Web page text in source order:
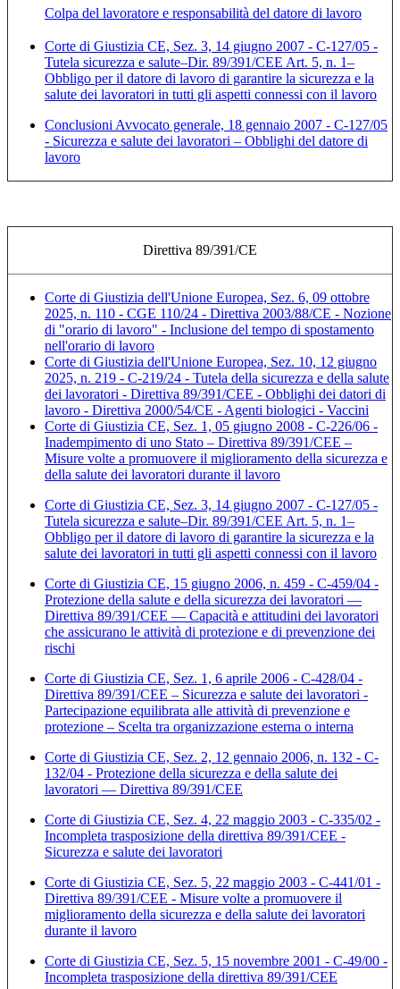
Colpa del lavoratore e responsabilità del datore di lavoro
Corte di Giustizia CE, Sez. 3, 14 giugno 2007 - C-127/05 -
Tutela sicurezza e salute–Dir. 89/391/CEE Art. 5, n. 1–
Obbligo per il datore di lavoro di garantire la sicurezza e la
salute dei lavoratori in tutti gli aspetti connessi con il lavoro
Conclusioni Avvocato generale, 18 gennaio 2007 - C-127/05
- Sicurezza e salute dei lavoratori – Obblighi del datore di
lavoro
Direttiva 89/391/CE
Corte di Giustizia dell'Unione Europea, Sez. 6, 09 ottobre
2025, n. 110 - CGE 110/24 - Direttiva 2003/88/CE - Nozione
di "orario di lavoro" - Inclusione del tempo di spostamento
nell'orario di lavoro
Corte di Giustizia dell'Unione Europea, Sez. 10, 12 giugno
2025, n. 219 - C-219/24 - Tutela della sicurezza e della salute
dei lavoratori - Direttiva 89/391/CEE - Obblighi dei datori di
lavoro - Direttiva 2000/54/CE - Agenti biologici - Vaccini
Corte di Giustizia CE, Sez. 1, 05 giugno 2008 - C-226/06 -
Inadempimento di uno Stato – Direttiva 89/391/CEE –
Misure volte a promuovere il miglioramento della sicurezza e
della salute dei lavoratori durante il lavoro
Corte di Giustizia CE, Sez. 3, 14 giugno 2007 - C-127/05 -
Tutela sicurezza e salute–Dir. 89/391/CEE Art. 5, n. 1–
Obbligo per il datore di lavoro di garantire la sicurezza e la
salute dei lavoratori in tutti gli aspetti connessi con il lavoro
Corte di Giustizia CE, 15 giugno 2006, n. 459 - C-459/04 -
Protezione della salute e della sicurezza dei lavoratori —
Direttiva 89/391/CEE — Capacità e attitudini dei lavoratori
che assicurano le attività di protezione e di prevenzione dei
rischi
Corte di Giustizia CE, Sez. 1, 6 aprile 2006 - C-428/04 -
Direttiva 89/391/CEE – Sicurezza e salute dei lavoratori -
Partecipazione equilibrata alle attività di prevenzione e
protezione – Scelta tra organizzazione esterna o interna
Corte di Giustizia CE, Sez. 2, 12 gennaio 2006, n. 132 - C-
132/04 - Protezione della sicurezza e della salute dei
lavoratori — Direttiva 89/391/CEE
Corte di Giustizia CE, Sez. 4, 22 maggio 2003 - C-335/02 -
Incompleta trasposizione della direttiva 89/391/CEE -
Sicurezza e salute dei lavoratori
Corte di Giustizia CE, Sez. 5, 22 maggio 2003 - C-441/01 -
Direttiva 89/391/CEE - Misure volte a promuovere il
miglioramento della sicurezza e della salute dei lavoratori
durante il lavoro
Corte di Giustizia CE, Sez. 5, 15 novembre 2001 - C-49/00 -
Incompleta trasposizione della direttiva 89/391/CEE